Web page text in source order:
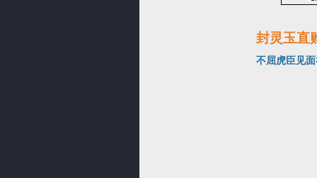
封灵玉直
不屈虎臣见